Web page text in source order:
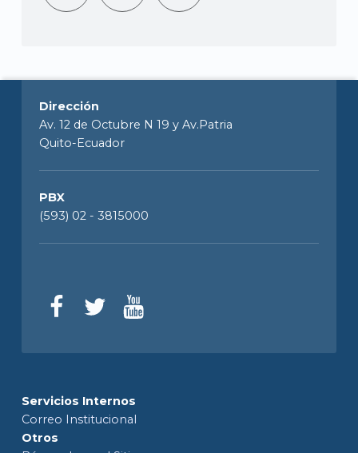
Dirección
Av. 12 de Octubre N 19 y Av.Patria
Quito-Ecuador
PBX
(593) 02 - 3815000
Servicios Internos
Correo Institucional
Otros